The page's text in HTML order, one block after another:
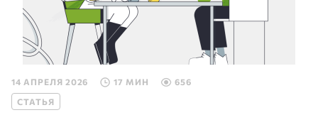
14 АПРЕЛЯ 2026 17 МИН
656
СТАТЬЯ